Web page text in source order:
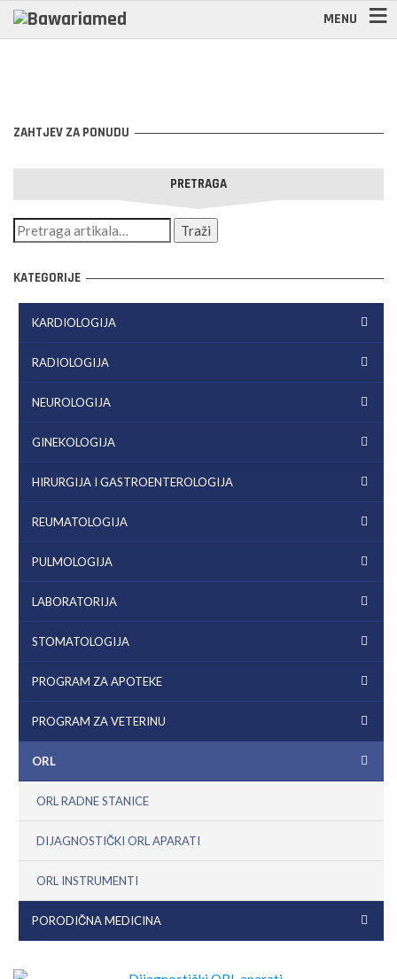
MENU
ZAHTJEV ZA PONUDU
PRETRAGA
KATEGORIJE
KARDIOLOGIJA
RADIOLOGIJA
NEUROLOGIJA
GINEKOLOGIJA
HIRURGIJA I GASTROENTEROLOGIJA
REUMATOLOGIJA
PULMOLOGIJA
LABORATORIJA
STOMATOLOGIJA
PROGRAM ZA APOTEKE
PROGRAM ZA VETERINU
ORL
ORL RADNE STANICE
DIJAGNOSTIČKI ORL APARATI
ORL INSTRUMENTI
PORODIČNA MEDICINA